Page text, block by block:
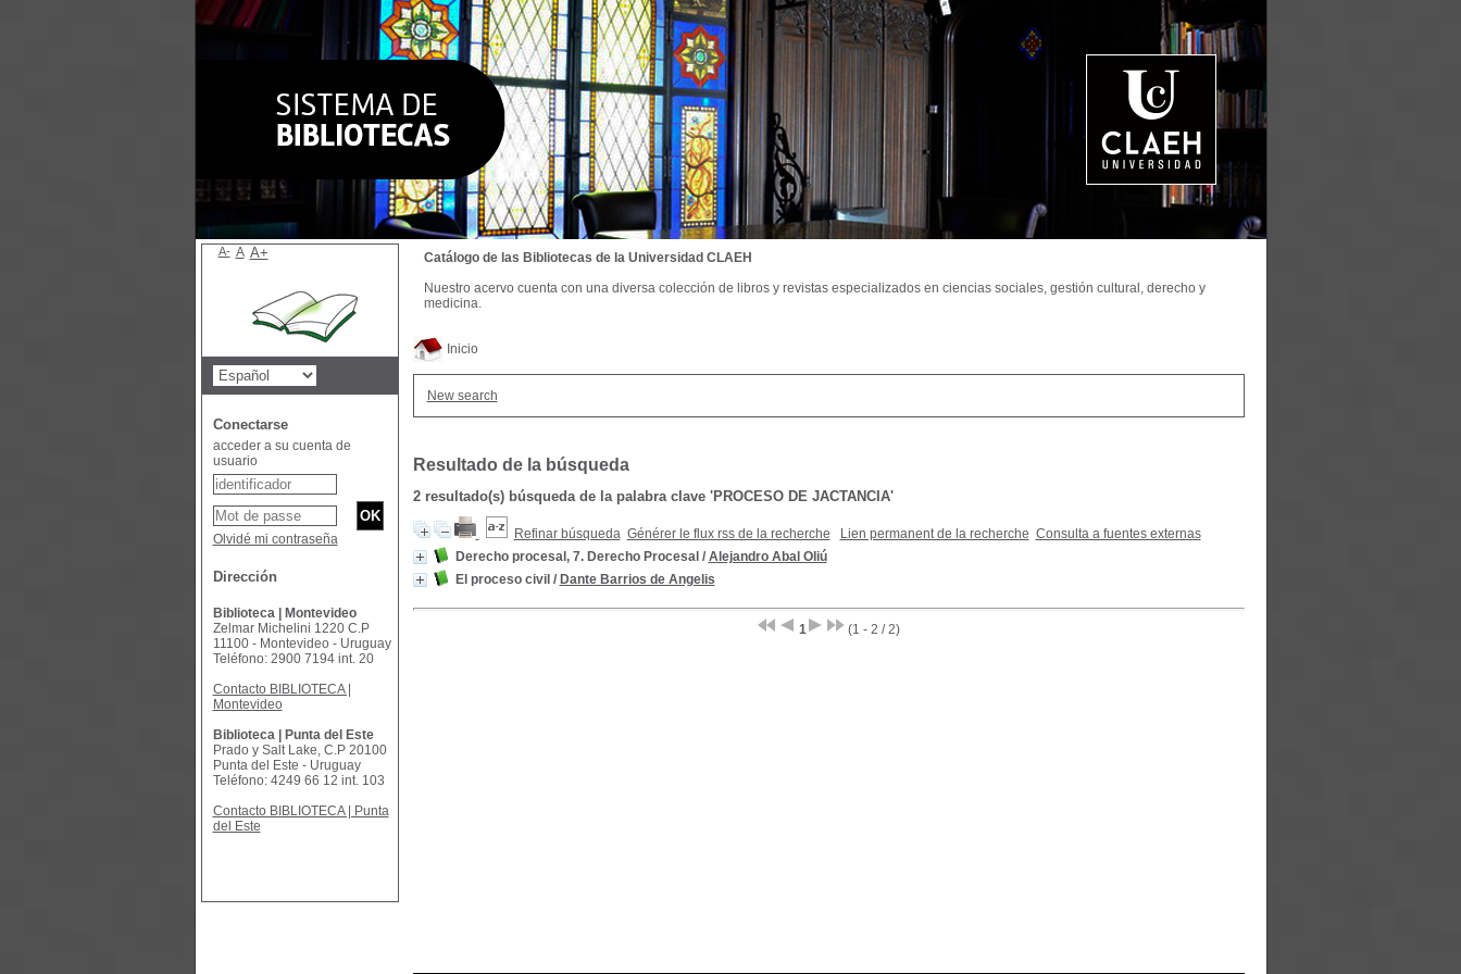
Inicio
New search
Resultado de la búsqueda
2 resultado(s) búsqueda de la palabra clave 'PROCESO DE JACTANCIA'
Refinar búsqueda Générer le flux rss de la recherche Lien permanent de la recherche Consulta a fuentes externas
Derecho procesal, 7. Derecho Procesal / Alejandro Abal Oliú
El proceso civil / Dante Barrios de Angelis
1 (1 - 2 / 2)
Catálogo de las Bibliotecas de la Universidad CLAEH
Nuestro acervo cuenta con una diversa colección de libros y revistas especializados en ciencias sociales, gestión cultural, derecho y
medicina.
A- A A+
Conectarse
acceder a su cuenta de
usuario
Olvidé mi contraseña
Dirección
Biblioteca | Montevideo
Zelmar Michelini 1220 C.P
11100 - Montevideo - Uruguay
Teléfono: 2900 7194 int. 20
Contacto BIBLIOTECA |
Montevideo
Biblioteca | Punta del Este
Prado y Salt Lake, C.P 20100
Punta del Este - Uruguay
Teléfono: 4249 66 12 int. 103
Contacto BIBLIOTECA | Punta
del Este